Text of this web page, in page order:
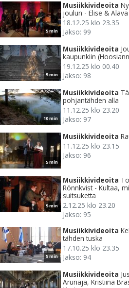
5 min
Musiikkivideoita
joulun - Elise &
18.12.25 klo 23.35
Jakso: 99
5 min
Musiikkivideoita
kaupunkiin
19.12.25 klo 00.40
Jakso: 98
10 min
Musiikkivideoita
pohjantähden alla
11.12.25 klo 23.20
Jakso: 97
5 min
Musiikkivideoita
11.12.25 klo 23.15
Jakso: 96
5 min
Musiikkivideoita
Rönnkvist - Kultaa,
suitsuketta
2.12.25 klo 23.20
Jakso: 95
5 min
Musiikkivideoita
tähden tuska
17.10.25 klo 23.35
Jakso: 94
Musiikkivideoita
Arunaja, Kristiina